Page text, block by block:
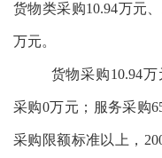
货物类采购10.94万元
万元。
货物采购10.94
采购0万元；服务采购
采购限额标准以上，